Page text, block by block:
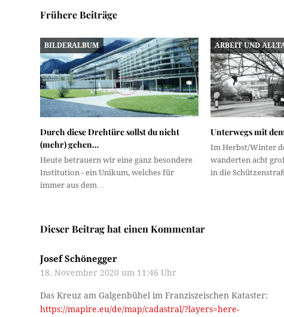
Frühere Beiträge
BILDERALBUM
Durch diese Drehtüre sollst du nicht
(mehr) gehen…
Heute betrauern wir eine ganz besondere
Institution - ein Unikum, welches für
immer aus dem…
ARBEIT UND
Unterwegs mit
Im Herbst/Winter
wanderten acht
in die
Dieser Beitrag hat einen Kommentar
Josef Schönegger
18. November 2020 um 11:46 Uhr
Das Kreuz am Galgenbühel im Franziszeischen Kataster:
https://mapire.eu/de/map/cadastral/?layers=here-